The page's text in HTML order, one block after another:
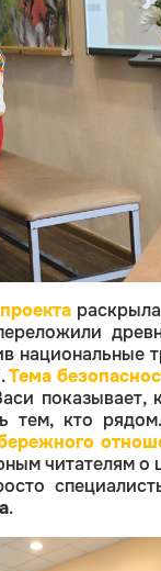
национальные
Тема
показывает,
тем, кто рядом.
читателям о
.